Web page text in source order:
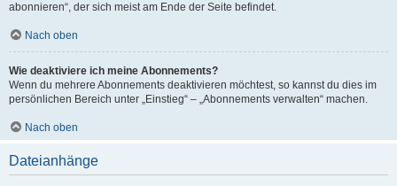
abonnieren“, der sich meist am Ende der Seite befindet.
Nach oben
Wie deaktiviere ich meine Abonnements?
Wenn du mehrere Abonnements deaktivieren möchtest, so kannst du dies im
persönlichen Bereich unter „Einstieg“ – „Abonnements verwalten“ machen.
Nach oben
Dateianhänge